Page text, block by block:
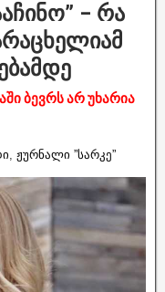
– რა
ბევრს არ უხარია
, ჟურნალი ”სარკე”